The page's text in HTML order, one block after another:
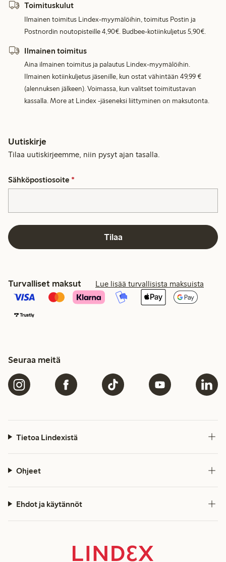
Toimituskulut
Ilmainen toimitus Lindex-myymälöihin, toimitus Postin ja
Postnordin noutopisteille 4,90€. Budbee-kotiinkuljetus 5,90€.
Ilmainen toimitus
Aina ilmainen toimitus ja palautus Lindex-myymälöihin.
Ilmainen kotiinkuljetus jäsenille, kun ostat vähintään 49,99 €
(alennuksen jälkeen). Voimassa, kun valitset toimitustavan
kassalla. More at Lindex -jäseneksi liittyminen on maksutonta.
Uutiskirje
Tilaa uutiskirjeemme, niin pysyt ajan tasalla.
Sähköpostiosoite *
Tilaa
Turvalliset maksut Lue lisää turvallisista maksuista
Seuraa meitä
Tietoa Lindexistä
Ohjeet
Ehdot ja käytännöt